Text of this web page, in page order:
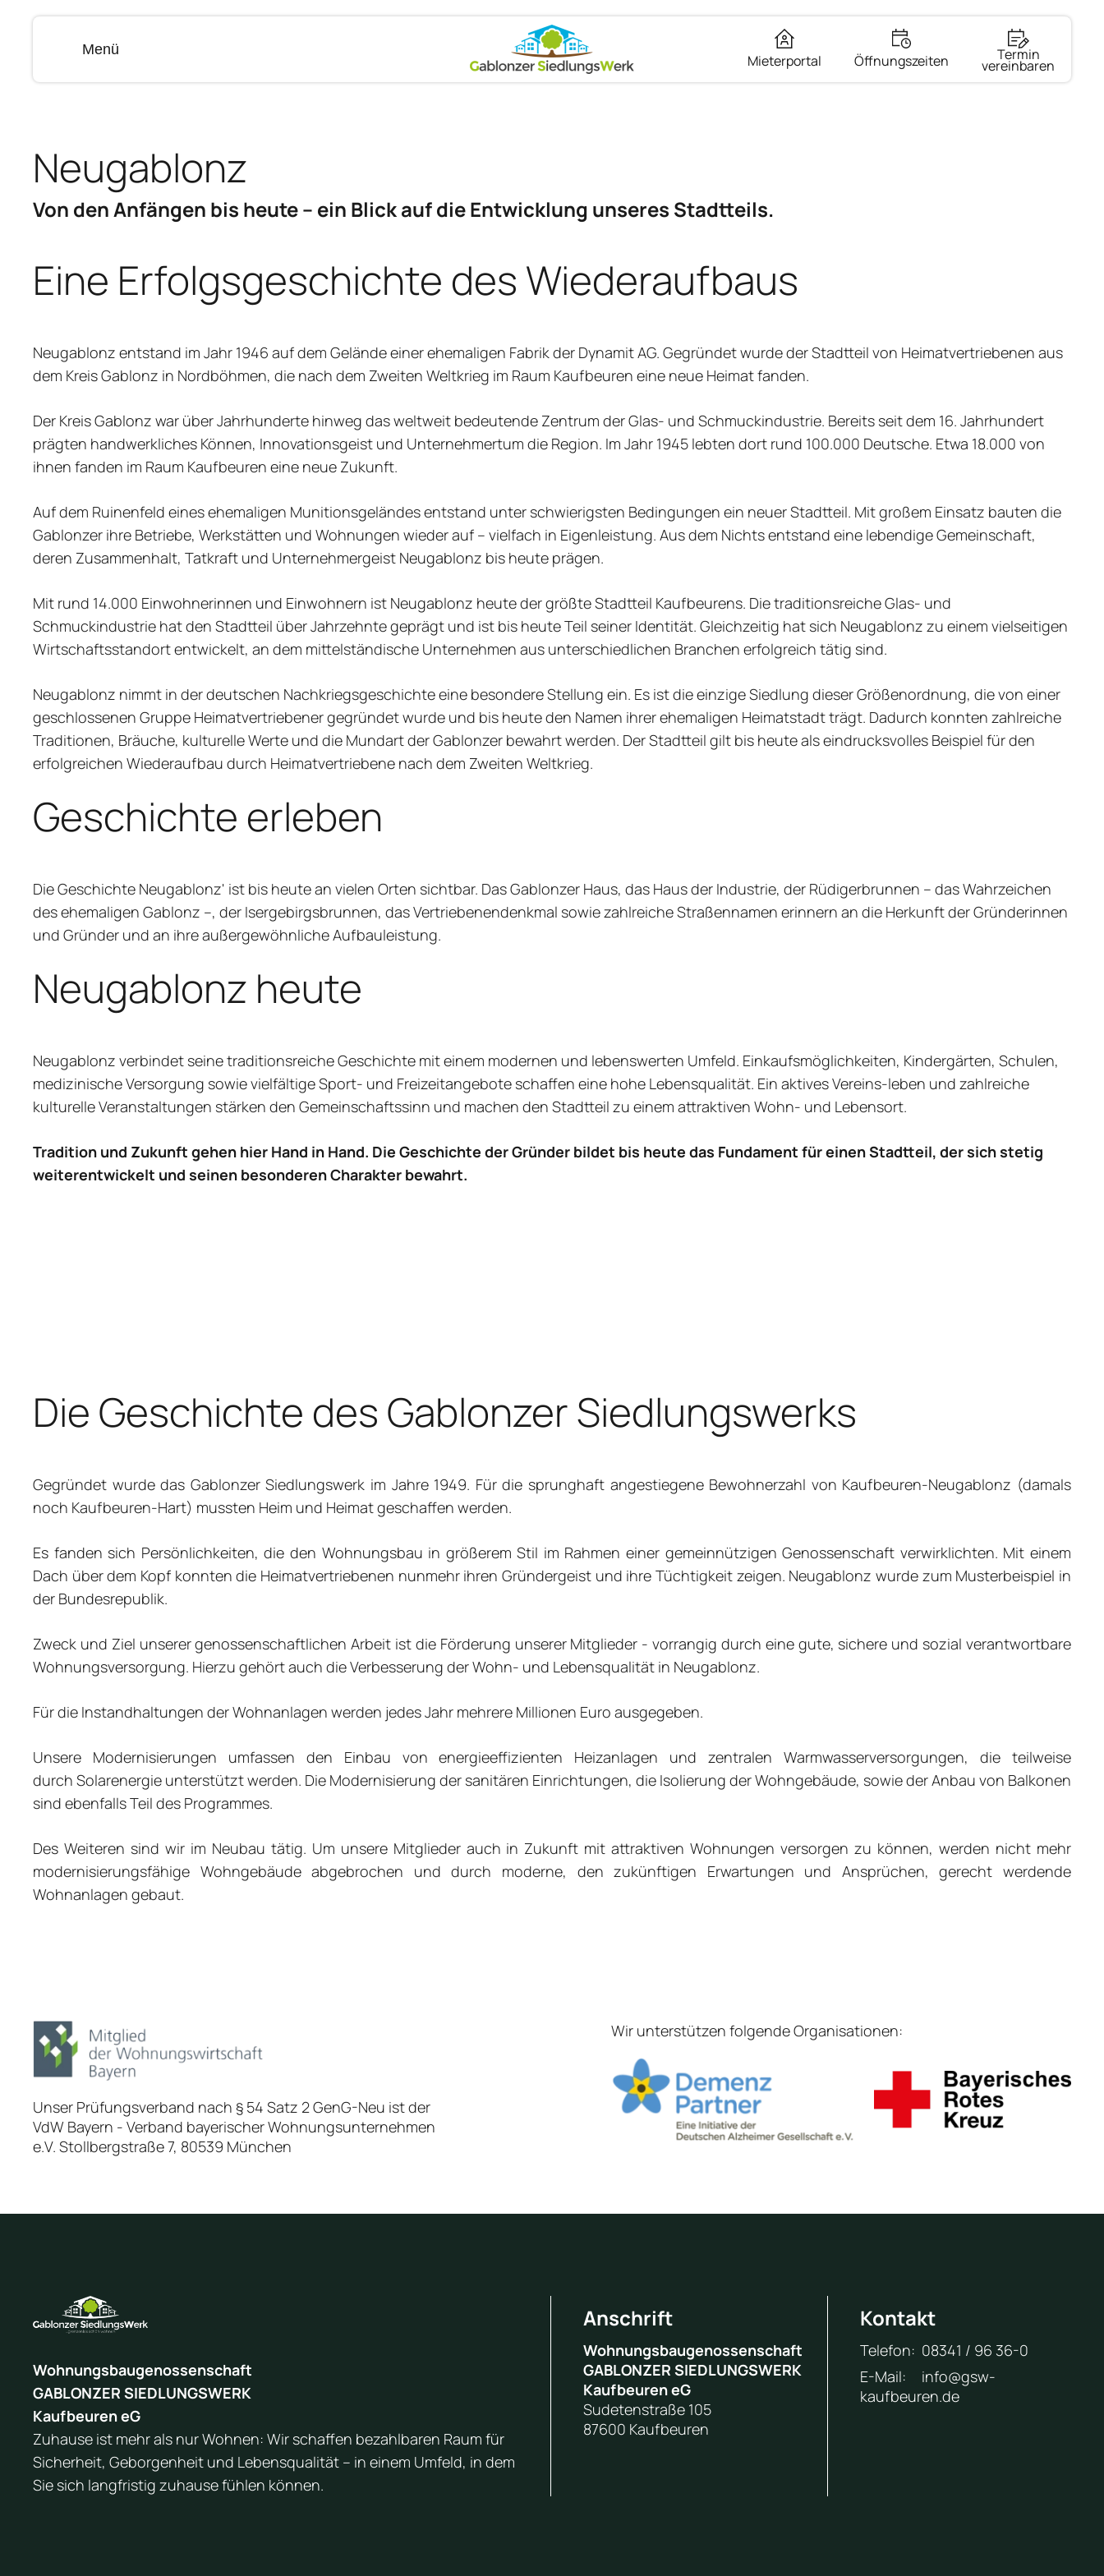
Menü
Mieterportal Öffnungszeiten Termin
vereinbaren
Neugablonz
Von den Anfängen bis heute – ein Blick auf die Entwicklung unseres Stadtteils.
Eine Erfolgsgeschichte des Wiederaufbaus
Neugablonz entstand im Jahr 1946 auf dem Gelände einer ehemaligen Fabrik der Dynamit AG. Gegründet wurde der Stadtteil von Heimatvertriebenen aus
dem Kreis Gablonz in Nordböhmen, die nach dem Zweiten Weltkrieg im Raum Kaufbeuren eine neue Heimat fanden.
Der Kreis Gablonz war über Jahrhunderte hinweg das weltweit bedeutende Zentrum der Glas- und Schmuckindustrie. Bereits seit dem 16. Jahrhundert
prägten handwerkliches Können, Innovationsgeist und Unternehmertum die Region. Im Jahr 1945 lebten dort rund 100.000 Deutsche. Etwa 18.000 von
ihnen fanden im Raum Kaufbeuren eine neue Zukunft.
Auf dem Ruinenfeld eines ehemaligen Munitionsgeländes entstand unter schwierigsten Bedingungen ein neuer Stadtteil. Mit großem Einsatz bauten die
Gablonzer ihre Betriebe, Werkstätten und Wohnungen wieder auf – vielfach in Eigenleistung. Aus dem Nichts entstand eine lebendige Gemeinschaft,
deren Zusammenhalt, Tatkraft und Unternehmergeist Neugablonz bis heute prägen.
Mit rund 14.000 Einwohnerinnen und Einwohnern ist Neugablonz heute der größte Stadtteil Kaufbeurens. Die traditionsreiche Glas- und
Schmuckindustrie hat den Stadtteil über Jahrzehnte geprägt und ist bis heute Teil seiner Identität. Gleichzeitig hat sich Neugablonz zu einem vielseitigen
Wirtschaftsstandort entwickelt, an dem mittelständische Unternehmen aus unterschiedlichen Branchen erfolgreich tätig sind.
Neugablonz nimmt in der deutschen Nachkriegsgeschichte eine besondere Stellung ein. Es ist die einzige Siedlung dieser Größenordnung, die von einer
geschlossenen Gruppe Heimatvertriebener gegründet wurde und bis heute den Namen ihrer ehemaligen Heimatstadt trägt. Dadurch konnten zahlreiche
Traditionen, Bräuche, kulturelle Werte und die Mundart der Gablonzer bewahrt werden. Der Stadtteil gilt bis heute als eindrucksvolles Beispiel für den
erfolgreichen Wiederaufbau durch Heimatvertriebene nach dem Zweiten Weltkrieg.
Geschichte erleben
Die Geschichte Neugablonz' ist bis heute an vielen Orten sichtbar. Das Gablonzer Haus, das Haus der Industrie, der Rüdigerbrunnen – das Wahrzeichen
des ehemaligen Gablonz –, der Isergebirgsbrunnen, das Vertriebenendenkmal sowie zahlreiche Straßennamen erinnern an die Herkunft der Gründerinnen
und Gründer und an ihre außergewöhnliche Aufbauleistung.
Neugablonz heute
Neugablonz verbindet seine traditionsreiche Geschichte mit einem modernen und lebenswerten Umfeld. Einkaufsmöglichkeiten, Kindergärten, Schulen,
medizinische Versorgung sowie vielfältige Sport- und Freizeitangebote schaffen eine hohe Lebensqualität. Ein aktives Vereins-leben und zahlreiche
kulturelle Veranstaltungen stärken den Gemeinschaftssinn und machen den Stadtteil zu einem attraktiven Wohn- und Lebensort.
Tradition und Zukunft gehen hier Hand in Hand. Die Geschichte der Gründer bildet bis heute das Fundament für einen Stadtteil, der sich stetig
weiterentwickelt und seinen besonderen Charakter bewahrt.
Die Geschichte des Gablonzer Siedlungswerks
Gegründet wurde das Gablonzer Siedlungswerk im Jahre 1949. Für die sprunghaft angestiegene Bewohnerzahl von Kaufbeuren-Neugablonz (damals
noch Kaufbeuren-Hart) mussten Heim und Heimat geschaffen werden.
Es fanden sich Persönlichkeiten, die den Wohnungsbau in größerem Stil im Rahmen einer gemeinnützigen Genossenschaft verwirklichten. Mit einem
Dach über dem Kopf konnten die Heimatvertriebenen nunmehr ihren Gründergeist und ihre Tüchtigkeit zeigen. Neugablonz wurde zum Musterbeispiel in
der Bundesrepublik.
Zweck und Ziel unserer genossenschaftlichen Arbeit ist die Förderung unserer Mitglieder - vorrangig durch eine gute, sichere und sozial verantwortbare
Wohnungsversorgung. Hierzu gehört auch die Verbesserung der Wohn- und Lebensqualität in Neugablonz.
Für die Instandhaltungen der Wohnanlagen werden jedes Jahr mehrere Millionen Euro ausgegeben.
Unsere Modernisierungen umfassen den Einbau von energieeffizienten Heizanlagen und zentralen Warmwasserversorgungen, die teilweise
durch Solarenergie unterstützt werden. Die Modernisierung der sanitären Einrichtungen, die Isolierung der Wohngebäude, sowie der Anbau von Balkonen
sind ebenfalls Teil des Programmes.
Des Weiteren sind wir im Neubau tätig. Um unsere Mitglieder auch in Zukunft mit attraktiven Wohnungen versorgen zu können, werden nicht mehr
modernisierungsfähige Wohngebäude abgebrochen und durch moderne, den zukünftigen Erwartungen und Ansprüchen, gerecht werdende
Wohnanlagen gebaut.
Unser Prüfungsverband nach § 54 Satz 2 GenG-Neu ist der
VdW Bayern - Verband bayerischer Wohnungsunternehmen
e.V. Stollbergstraße 7, 80539 München
Wir unterstützen folgende Organisationen:
Wohnungsbaugenossenschaft
GABLONZER SIEDLUNGSWERK
Kaufbeuren eG
Zuhause ist mehr als nur Wohnen: Wir schaffen bezahlbaren Raum für
Sicherheit, Geborgenheit und Lebensqualität – in einem Umfeld, in dem
Sie sich langfristig zuhause fühlen können.
Anschrift
Wohnungsbaugenossenschaft
GABLONZER SIEDLUNGSWERK
Kaufbeuren eG
Sudetenstraße 105
87600 Kaufbeuren
Kontakt
Telefon: 08341 / 96 36-0
E-Mail:
info@gsw-
kaufbeuren.de